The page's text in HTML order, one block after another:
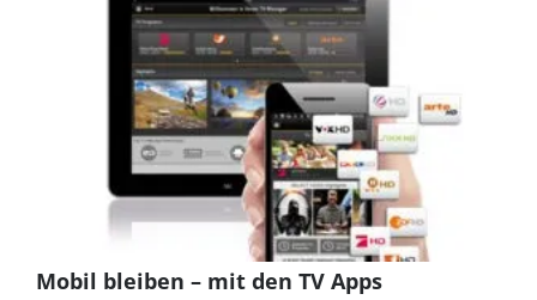
Mobil bleiben – mit den TV Apps